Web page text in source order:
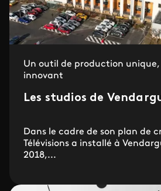
Un outil de production
innovant
Les studios de
Dans le cadre de son plan de
Télévisions a installé à
2018,...